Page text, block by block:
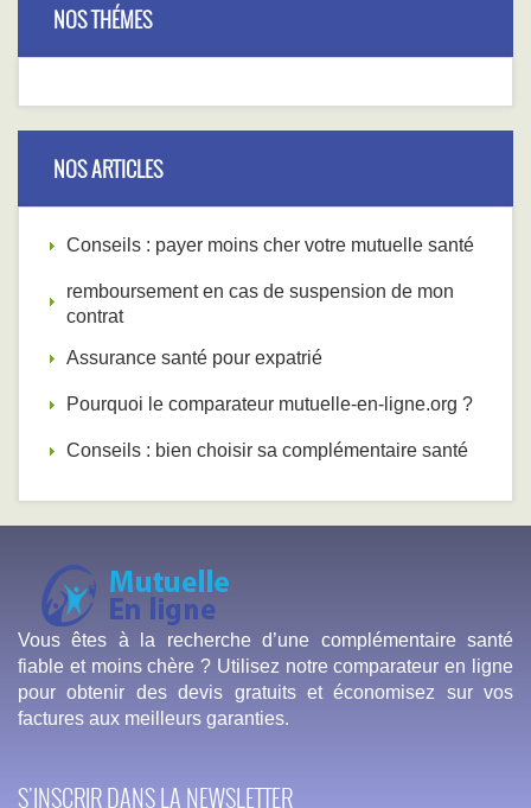
NOS THÉMES
NOS ARTICLES
Conseils : payer moins cher votre mutuelle santé
remboursement en cas de suspension de mon
contrat
Assurance santé pour expatrié
Pourquoi le comparateur mutuelle-en-ligne.org ?
Conseils : bien choisir sa complémentaire santé
Vous êtes à la recherche d’une complémentaire santé
fiable et moins chère ? Utilisez notre comparateur en ligne
pour obtenir des devis gratuits et économisez sur vos
factures aux meilleurs garanties.
S'INSCRIR DANS LA NEWSLETTER